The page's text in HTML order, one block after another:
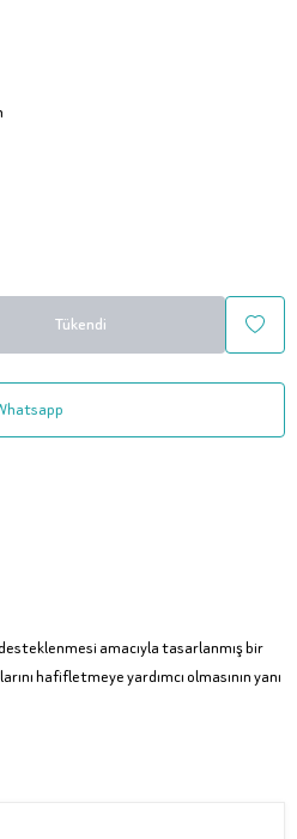
Tükendi
amacıyla tasarlanmış bir
hafifletmeye yardımcı olmasının yanı